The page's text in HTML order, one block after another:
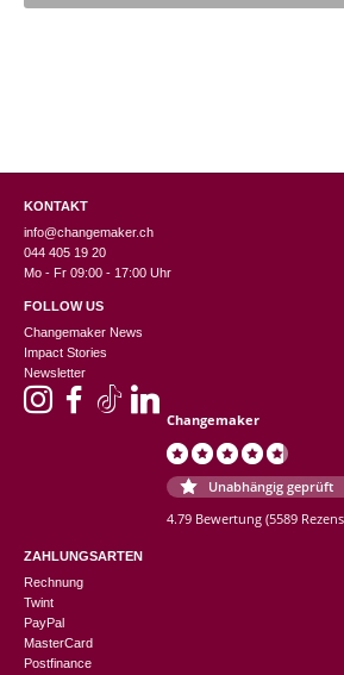
KONTAKT
info@changemaker.ch
044 405 19 20
Mo - Fr 09:00 - 17:00 Uhr
FOLLOW US
Changemaker News
Impact Stories
Newsletter
Changemaker
Unabhängig geprüft
4.79 Bewertung (5589
ZAHLUNGSARTEN
Rechnung
Twint
PayPal
MasterCard
Postfinance